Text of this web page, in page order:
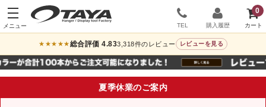
0
TEL 購入履歴
★★★★★総合評価 4.833,318件のレビュー レビューを見る
夏季休業のご案内